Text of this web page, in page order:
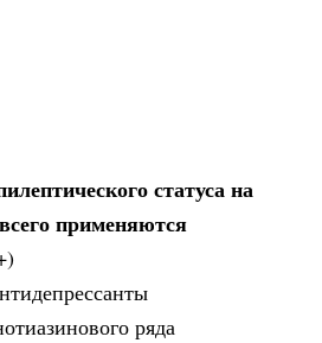
статуса на
применяются
ряда